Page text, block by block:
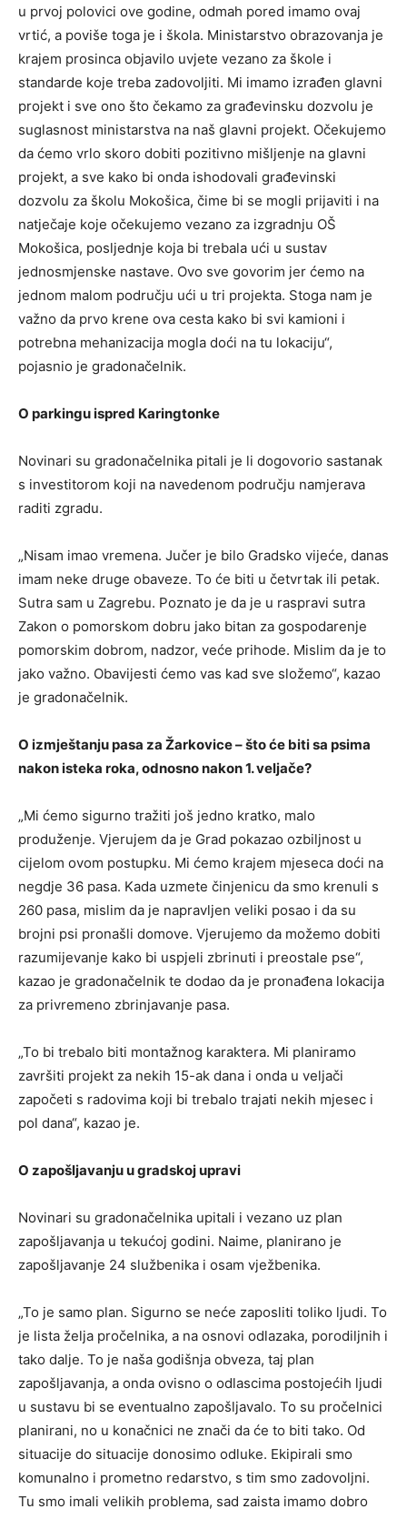
u prvoj polovici ove godine, odmah pored imamo ovaj
vrtić, a poviše toga je i škola. Ministarstvo obrazovanja je
krajem prosinca objavilo uvjete vezano za škole i
standarde koje treba zadovoljiti. Mi imamo izrađen glavni
projekt i sve ono što čekamo za građevinsku dozvolu je
suglasnost ministarstva na naš glavni projekt. Očekujemo
da ćemo vrlo skoro dobiti pozitivno mišljenje na glavni
projekt, a sve kako bi onda ishodovali građevinski
dozvolu za školu Mokošica, čime bi se mogli prijaviti i na
natječaje koje očekujemo vezano za izgradnju OŠ
Mokošica, posljednje koja bi trebala ući u sustav
jednosmjenske nastave. Ovo sve govorim jer ćemo na
jednom malom području ući u tri projekta. Stoga nam je
važno da prvo krene ova cesta kako bi svi kamioni i
potrebna mehanizacija mogla doći na tu lokaciju“,
pojasnio je gradonačelnik.
O parkingu ispred Karingtonke
Novinari su gradonačelnika pitali je li dogovorio sastanak
s investitorom koji na navedenom području namjerava
raditi zgradu.
„Nisam imao vremena. Jučer je bilo Gradsko vijeće, danas
imam neke druge obaveze. To će biti u četvrtak ili petak.
Sutra sam u Zagrebu. Poznato je da je u raspravi sutra
Zakon o pomorskom dobru jako bitan za gospodarenje
pomorskim dobrom, nadzor, veće prihode. Mislim da je to
jako važno. Obavijesti ćemo vas kad sve složemo“, kazao
je gradonačelnik.
O izmještanju pasa za Žarkovice – što će biti sa psima
nakon isteka roka, odnosno nakon 1. veljače?
„Mi ćemo sigurno tražiti još jedno kratko, malo
produženje. Vjerujem da je Grad pokazao ozbiljnost u
cijelom ovom postupku. Mi ćemo krajem mjeseca doći na
negdje 36 pasa. Kada uzmete činjenicu da smo krenuli s
260 pasa, mislim da je napravljen veliki posao i da su
brojni psi pronašli domove. Vjerujemo da možemo dobiti
razumijevanje kako bi uspjeli zbrinuti i preostale pse“,
kazao je gradonačelnik te dodao da je pronađena lokacija
za privremeno zbrinjavanje pasa.
„To bi trebalo biti montažnog karaktera. Mi planiramo
završiti projekt za nekih 15-ak dana i onda u veljači
započeti s radovima koji bi trebalo trajati nekih mjesec i
pol dana“, kazao je.
O zapošljavanju u gradskoj upravi
Novinari su gradonačelnika upitali i vezano uz plan
zapošljavanja u tekućoj godini. Naime, planirano je
zapošljavanje 24 službenika i osam vježbenika.
„To je samo plan. Sigurno se neće zaposliti toliko ljudi. To
je lista želja pročelnika, a na osnovi odlazaka, porodiljnih i
tako dalje. To je naša godišnja obveza, taj plan
zapošljavanja, a onda ovisno o odlascima postojećih ljudi
u sustavu bi se eventualno zapošljavalo. To su pročelnici
planirani, no u konačnici ne znači da će to biti tako. Od
situacije do situacije donosimo odluke. Ekipirali smo
komunalno i prometno redarstvo, s tim smo zadovoljni.
Tu smo imali velikih problema, sad zaista imamo dobro